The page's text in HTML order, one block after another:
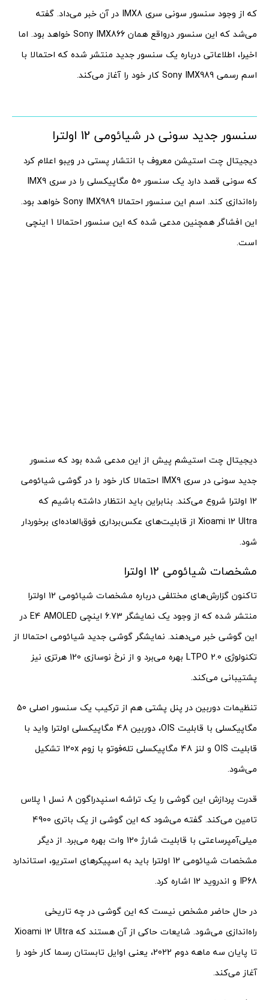
که از وجود سنسور سونی سری IMX8 در آن خبر می‌‌داد. گفته
می‌شد که این سنسور درواقع همان Sony IMX866 خواهد بود. اما
اخیرا، اطلاعاتی درباره یک سنسور جدید منتشر شده که احتمالا با
اسم رسمی Sony IMX989 کار خود را آغاز می‌کند.
سنسور جدید سونی در شیائومی 12 اولترا
دیجیتال چت استیشن معروف با انتشار پستی در ویبو اعلام کرد
که سونی قصد دارد یک سنسور 50 مگاپیکسلی را در سری IMX9
راه‌اندازی کند. اسم این سنسور احتمالا Sony IMX989 خواهد بود.
این افشاگر همچنین مدعی شده که این سنسور احتمالا 1 اینچی
است.
دیجیتال چت استیشم پیش از این مدعی شده بود که سنسور
جدید سونی در سری IMX9 احتمالا کار خود را در گوشی شیائومی
12 اولترا شروع می‌کند. بنابراین باید انتظار داشته باشیم که
Xioami 12 Ultra از قابلیت‌های عکس‌برداری فوق‌العاده‌ای برخوردار
شود.
مشخصات شیائومی 12 اولترا
تاکنون گزارش‌های مختلفی درباره مشخصات شیائومی 12 اولترا
منتشر شده که از وجود یک نمایشگر 6.73 اینچی E4 AMOLED در
این گوشی خبر می‌دهند. نمایشگر گوشی جدید شیائومی احتمالا از
تکنولوژی LTPO 2.0 بهره می‌برد و از نرخ نوسازی 120 هرتزی نیز
پشتیبانی می‌کند.
تنظیمات دوربین در پنل پشتی هم از ترکیب یک سنسور اصلی 50
مگاپیکسلی با قابلیت OIS، دوربین 48 مگاپیکسلی اولترا واید با
قابلیت OIS و لنز 48 مگاپیکسلی تله‌فوتو با زوم 120x تشکیل
می‌شود.
قدرت پردازش این گوشی را یک تراشه اسنپدراگون 8 نسل 1 پلاس
تامین می‌کند. گفته می‌شود که این گوشی از یک باتری 4900
میلی‌آمپرساعتی با قابلیت شارژ 120 وات بهره می‌برد. از دیگر
مشخصات شیائومی 12 اولترا باید به اسپیکرهای استریو، استاندارد
IP68 و اندروید 12 اشاره کرد.
در حال حاضر مشخص نیست که این گوشی در چه تاریخی
راه‌اندازی می‌شود. شایعات حاکی از آن هستند که Xioami 12 Ultra
تا پایان سه ماهه دوم 2022، یعنی اوایل تابستان رسما کار خود را
آغاز می‌کند.